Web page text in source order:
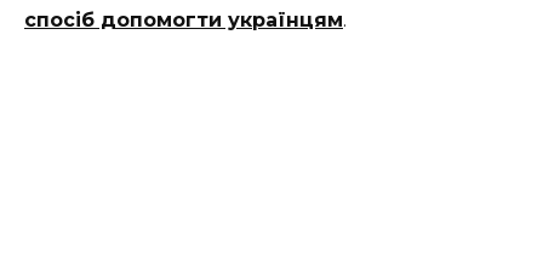
спосіб допомогти українцям.